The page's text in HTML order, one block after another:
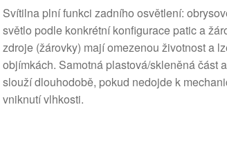
Svítilna plní funkci zadního osvětlení:
světlo podle konkrétní konfigurace patic a
zdroje (žárovky) mají omezenou životnost a
objímkách. Samotná plastová/skleněná část
slouží dlouhodobě, pokud nedojde k
vniknutí vlhkosti.